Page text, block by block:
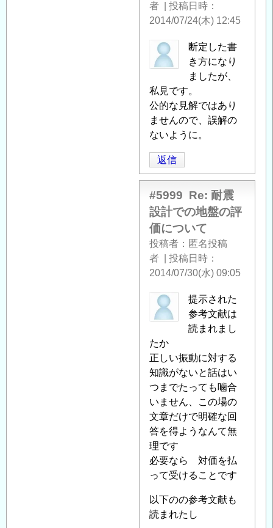
者
投稿日時
2014/07/24(木) 12:45
匿
名
稿
者
に
よ
「Re:
耐
震
設
計
で
の
地
の
評
に
つ
い
て 」
へ
の
返
信
断定した書
き方になり
ましたが、
私見です。
公的な見解ではあり
ませんので、誤解の
ないように。
返信
#5999 Re: 耐震
設計での地盤の評
価について
投稿者
匿名投稿
者
投稿日時
2014/07/30(水) 09:05
匿
名
稿
者
に
よ
る
「Re:
耐
震
設
計
の
地
提示された
参考文献は
読まれまし
たか
正しい振動に対する
知識がないと話はい
つまでたっても噛合
いません、この場の
文章だけで明確な回
答を得ようなんて無
理です
必要なら 対価を払
って受けることです
以下のの参考文献も
読まれたし